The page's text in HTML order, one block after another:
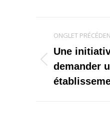
de
ONGLET
Onglet
précédent
Une
demander